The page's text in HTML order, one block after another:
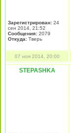
Зарегистрирован: 24
сен 2014, 21:52
Сообщения: 2079
Откуда: Тверь
07 ноя 2014, 20:00
STEPASHKA